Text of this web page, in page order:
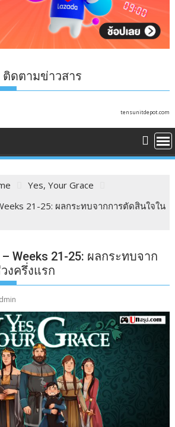
ติดตามข่าวสาร
tensunitdepot.com
Yes, Your Grace
21-25: ผลกระทบจากการตัดสินใจใน
– Weeks 21-25: ผลกระทบจาก
งครึ่งแรก